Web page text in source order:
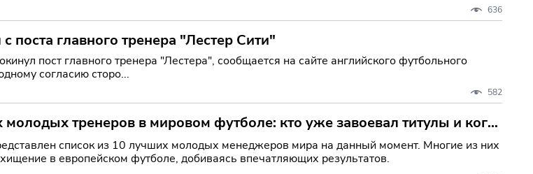
636
поста главного тренера "Лестер Сити"
пост главного тренера "Лестера", сообщается на сайте английского футбольного
согласию сторо...
582
тренеров в мировом футболе: кто уже завоевал титулы и кого
список из 10 лучших молодых менеджеров мира на данный момент. Многие из них
в европейском футболе, добиваясь впечатляющих результатов.